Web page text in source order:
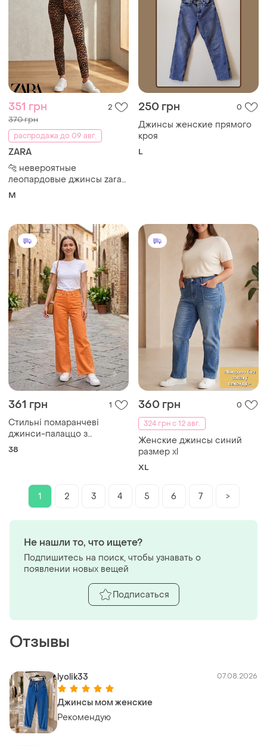
351 грн 2
370 грн
распродажа до 09 авг.
ZARA
​🐆 невероятные
леопардовые джинсы zara
trafaluc с высокой
(возможен торг 😉)
M
250 грн 0
Джинсы женские прямого
кроя
L
361 грн 1
Стильні помаранчеві
джинси-палаццо з
необробленим краєм
38
360 грн
0
324 грн с 12 авг.
Женские джинсы синий
размер xl
XL
1 2 3 4 5 6 7 >
Отзывы
lyolik33 07.08.2026
Джинсы мом женские
Рекомендую
Не нашли то, что ищете?
Подпишитесь на поиск, чтобы узнавать о
появлении новых вещей
Подписаться